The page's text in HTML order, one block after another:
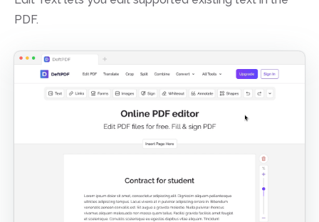
PDF.